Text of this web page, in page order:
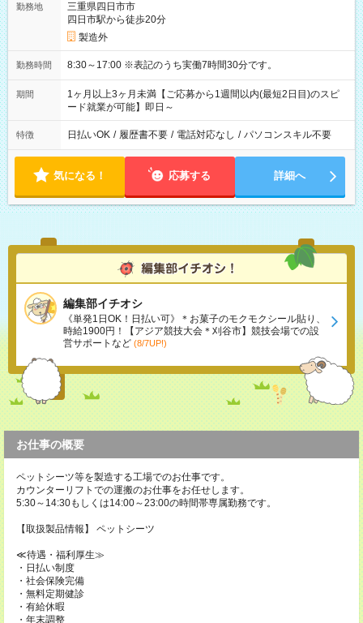
勤務地
三重県四日市市
四日市駅から徒歩20分
製造外
勤務時間 8:30～17:00 ※表記のうち実働7時間30分です。
期間
1ヶ月以上3ヶ月未満【ご応募から1週間以内(最短2日目)のスピ
ード就業が可能】即日～
特徴 日払いOK / 履歴書不要 / 電話対応なし / パソコンスキル不要
気になる！ 応募する 詳細へ
編集部イチオシ
《単発1日OK！日払い可》＊お菓子のモクモクシール貼り、
時給1900円！【アジア競技大会＊刈谷市】競技会場での設
営サポートなど (8/7UP!)
お仕事の概要
ペットシーツ等を製造する工場でのお仕事です。
カウンターリフトでの運搬のお仕事をお任せします。
5:30～14:30もしくは14:00～23:00の時間帯専属勤務です。
【取扱製品情報】 ペットシーツ
≪待遇・福利厚生≫
・日払い制度
・社会保険完備
・無料定期健診
・有給休暇
・年末調整